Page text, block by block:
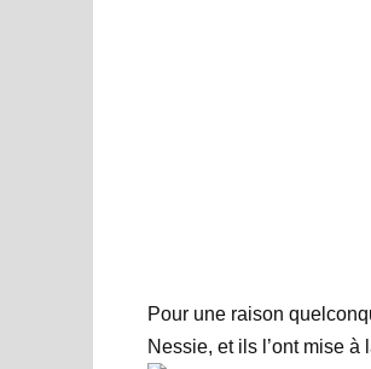
Pour une raison
Nessie, et ils l’ont mise à